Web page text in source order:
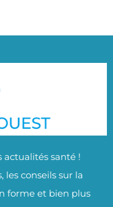
actualités santé !
les conseils sur la
forme et bien plus